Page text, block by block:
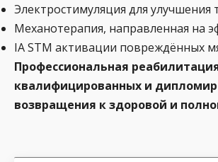
Электростимуляция для улучшения
Механотерапия, направленная на
IA STM активации повреждённых
Профессиональная
квалифицированных и
возвращения к здоровой и